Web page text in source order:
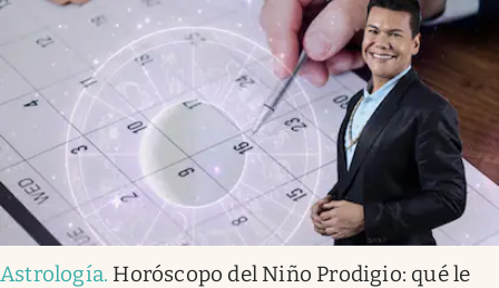
Astrología. Horóscopo del Niño Prodigio: qué le